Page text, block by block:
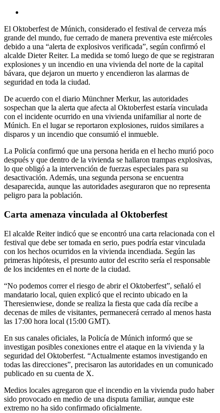
El Oktoberfest de Múnich, considerado el festival de cerveza más
grande del mundo, fue cerrado de manera preventiva este miércoles
debido a una “alerta de explosivos verificada”, según confirmó el
alcalde Dieter Reiter. La medida se tomó luego de que se registraran
explosiones y un incendio en una vivienda del norte de la capital
bávara, que dejaron un muerto y encendieron las alarmas de
seguridad en toda la ciudad.
De acuerdo con el diario Münchner Merkur, las autoridades
sospechan que la alerta que afecta al Oktoberfest estaría vinculada
con el incidente ocurrido en una vivienda unifamiliar al norte de
Múnich. En el lugar se reportaron explosiones, ruidos similares a
disparos y un incendio que consumió el inmueble.
La Policía confirmó que una persona herida en el hecho murió poco
después y que dentro de la vivienda se hallaron trampas explosivas,
lo que obligó a la intervención de fuerzas especiales para su
desactivación. Además, una segunda persona se encuentra
desaparecida, aunque las autoridades aseguraron que no representa
peligro para la población.
Carta amenaza vinculada al Oktoberfest
El alcalde Reiter indicó que se encontró una carta relacionada con el
festival que debe ser tomada en serio, pues podría estar vinculada
con los hechos ocurridos en la vivienda incendiada. Según las
primeras hipótesis, el presunto autor del escrito sería el responsable
de los incidentes en el norte de la ciudad.
“No podemos correr el riesgo de abrir el Oktoberfest”, señaló el
mandatario local, quien explicó que el recinto ubicado en la
Theresienwiese, donde se realiza la fiesta que cada día recibe a
decenas de miles de visitantes, permanecerá cerrado al menos hasta
las 17:00 hora local (15:00 GMT).
En sus canales oficiales, la Policía de Múnich informó que se
investigan posibles conexiones entre el ataque en la vivienda y la
seguridad del Oktoberfest. “Actualmente estamos investigando en
todas las direcciones”, precisaron las autoridades en un comunicado
publicado en su cuenta de X.
Medios locales agregaron que el incendio en la vivienda pudo haber
sido provocado en medio de una disputa familiar, aunque este
extremo no ha sido confirmado oficialmente.